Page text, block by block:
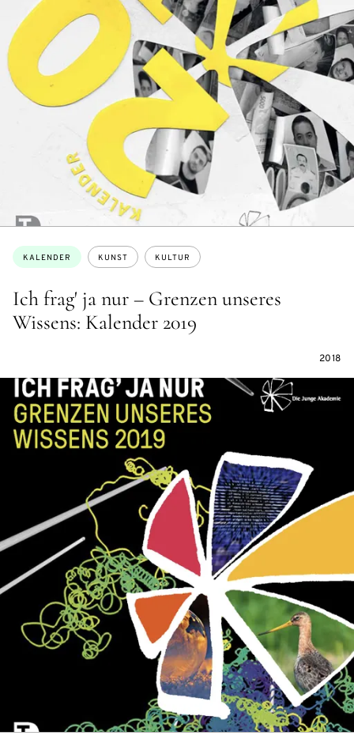
Ich frag' ja nur – Grenzen unseres
Wissens: Kalender 2019
Themen:
KALENDER KUNST KULTUR
2018